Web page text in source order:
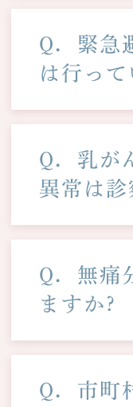
Q．緊急
は行って
Q．乳が
異常は診
Q．無痛
ますか?
Q．市町